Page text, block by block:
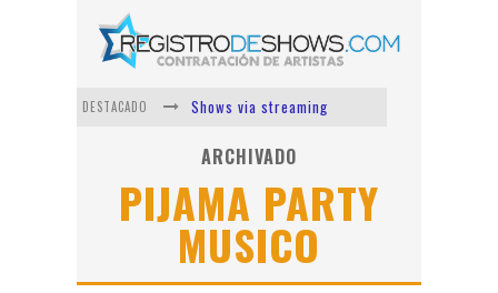
DESTACADO
Shows via streaming
Lit Killah
Nicki Nicole
Duki
Vi Em
ARCHIVADO
PIJAMA PARTY
MUSICO